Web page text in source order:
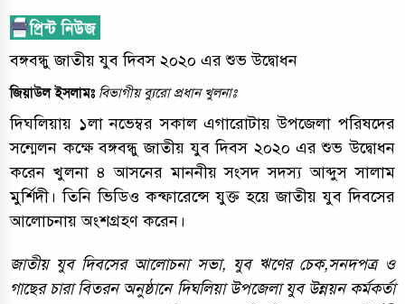
বঙ্গবন্ধু জাতীয় যুব দিবস ২০২০ এর শুভ উদ্বোধন
জিয়াউল ইসলামঃ বিভাগীয় ব্যুরো প্রধান খুলনাঃ
দিঘলিয়ায় ১লা নভেম্বর সকাল এগারোটায় উপজেলা পরিষদের
সন্মেলন কক্ষে বঙ্গবন্ধু জাতীয় যুব দিবস ২০২০ এর শুভ উদ্বোধন
করেন খুলনা ৪ আসনের মাননীয় সংসদ সদস্য আব্দুস সালাম
মুর্শিদী। তিনি ভিডিও কন্ফারেন্সে যুক্ত হয়ে জাতীয় যুব দিবসের
আলোচনায় অংশগ্রহণ করেন।
জাতীয় যুব দিবসের আলোচনা সভা, যুব ঋণের চেক,সনদপত্র ও
গাছের চারা বিতরন অনুষ্ঠানে দিঘলিয়া উপজেলা যুব উন্নয়ন কর্মকর্তা